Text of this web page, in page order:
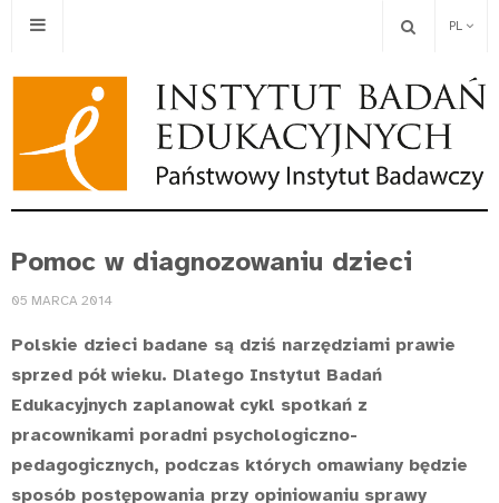
PL
Pomoc w diagnozowaniu dzieci
05 MARCA 2014
Polskie dzieci badane są dziś narzędziami prawie
sprzed pół wieku. Dlatego Instytut Badań
Edukacyjnych zaplanował cykl spotkań z
pracownikami poradni psychologiczno-
pedagogicznych, podczas których omawiany będzie
sposób postępowania przy opiniowaniu sprawy